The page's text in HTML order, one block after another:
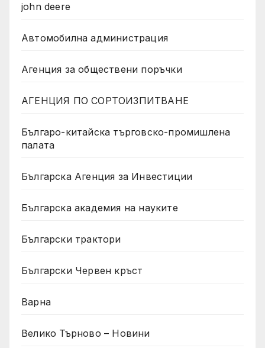
john deere
Автомобилна администрация
Агенция за обществени поръчки
АГЕНЦИЯ ПО СОРТОИЗПИТВАНЕ
Българо-китайска търговско-промишлена
палата
Българска Агенция за Инвестиции
Българска академия на науките
Български трактори
Български Червен кръст
Варна
Велико Търново – Новини